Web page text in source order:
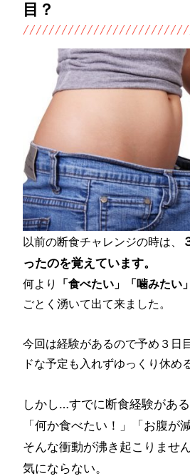
目？
以前の断食チャレンジの時は、
ったのを覚えています。
何より 「食べたい」「噛みたい」
ごとく湧いて出て来ました。
今回は経験があるので予め３日
ドな予定も入れずゆっくり休め
しかし…すでに断食経験があ
「何か食べたい！」「お腹が
そんな衝動が沸き起こりませ
気にならない。